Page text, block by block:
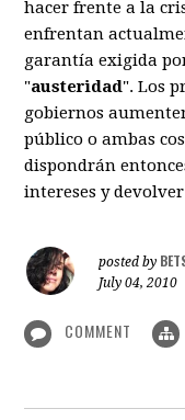
hacer frente a la
enfrentan
garantía exigida
"austeridad". Los
gobiernos
público o ambas
dispondrán
intereses y
posted by
July 04, 2010
COMMENT